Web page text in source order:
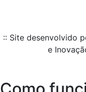
:: Site desenvolvido
e